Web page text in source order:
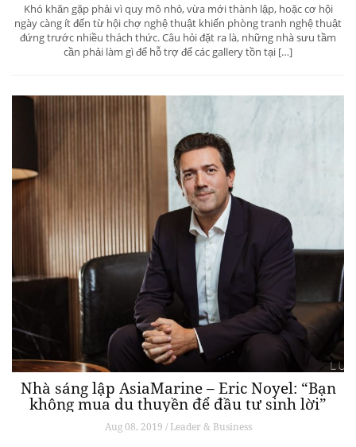
Khó khăn gặp phải vì quy mô nhỏ, vừa mới thành lập, hoặc cơ hội
ngày càng ít đến từ hội chợ nghệ thuật khiến phòng tranh nghệ thuật
đứng trước nhiều thách thức. Câu hỏi đặt ra là, những nhà sưu tầm
cần phải làm gì để hỗ trợ để các gallery tồn tại […]
Nhà sáng lập AsiaMarine – Eric Noyel: “Bạn
không mua du thuyền để đầu tư sinh lời”
Aug 08, 2019 / Leader & Business